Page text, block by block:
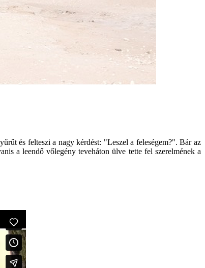
és felteszi a nagy kérdést: "Leszel a feleségem?". Bár az
a leendő vőlegény teveháton ülve tette fel szerelmének a